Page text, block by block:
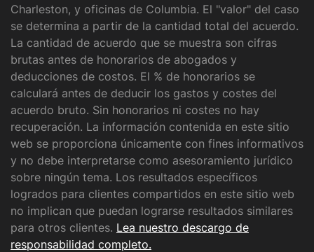
Charleston, y oficinas de Columbia. El "valor" del caso
se determina a partir de la cantidad total del acuerdo.
La cantidad de acuerdo que se muestra son cifras
brutas antes de honorarios de abogados y
deducciones de costos. El % de honorarios se
calculará antes de deducir los gastos y costes del
acuerdo bruto. Sin honorarios ni costes no hay
recuperación. La información contenida en este sitio
web se proporciona únicamente con fines informativos
y no debe interpretarse como asesoramiento jurídico
sobre ningún tema. Los resultados específicos
logrados para clientes compartidos en este sitio web
no implican que puedan lograrse resultados similares
para otros clientes. Lea nuestro descargo de
responsabilidad completo.